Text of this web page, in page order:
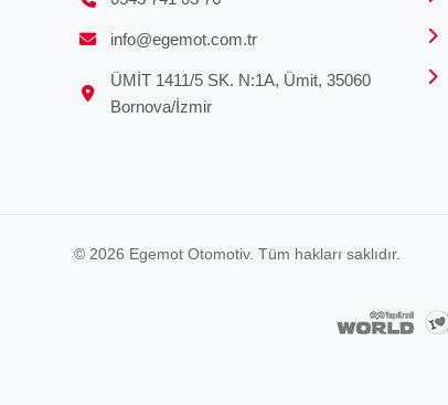
info@egemot.com.tr
ÜMİT 1411/5 SK. N:1A, Ümit, 35060
Bornova/İzmir
© 2026 Egemot Otomotiv. Tüm hakları saklıdır.